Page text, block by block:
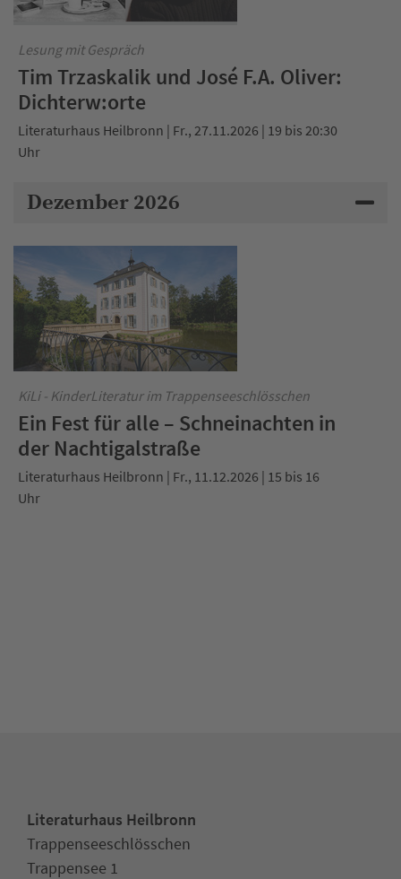
Lesung mit Gespräch
Tim Trzaskalik und José F.A. Oliver:
Dichterw:orte
Literaturhaus Heilbronn | Fr., 27.11.2026 | 19 bis 20:30
Uhr
Dezember 2026
KiLi - KinderLiteratur im Trappenseeschlösschen
Ein Fest für alle – Schneinachten in
der Nachtigalstraße
Literaturhaus Heilbronn | Fr., 11.12.2026 | 15 bis 16
Uhr
Literaturhaus Heilbronn
Trappenseeschlösschen
Trappensee 1